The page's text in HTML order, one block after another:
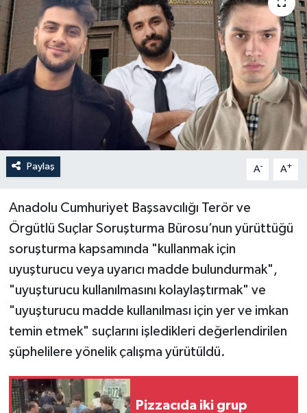
Paylaş A- A+
Anadolu Cumhuriyet Başsavcılığı Terör ve
Örgütlü Suçlar Soruşturma Bürosu’nun yürüttüğü
soruşturma kapsamında "kullanmak için
uyuşturucu veya uyarıcı madde bulundurmak",
"uyuşturucu kullanılmasını kolaylaştırmak" ve
"uyuşturucu madde kullanılması için yer ve imkan
temin etmek" suçlarını işledikleri değerlendirilen
şüphelilere yönelik çalışma yürütüldü.
Pizzacıda iki grup